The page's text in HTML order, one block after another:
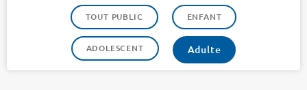
TOUT PUBLIC ENFANT
ADOLESCENT Adulte